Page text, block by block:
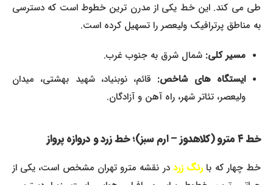
طی می کند. این خط یکی از مدرن ترین خطوط است که دسترسی
به مناطق پرترافیک ولیعصر را تسهیل کرده است.
مسیر کلی:شمال شرق به جنوب غرب.
ایستگاه های شاخص:قائم، نوبنیاد، شهید بهشتی، میدان
ولیعصر، تئاتر شهر، راه آهن و آزادگان.
خط ۴ مترو (کلاهدوز – ارم سبز)؛ خط زرد و دروازه پرواز
خط چهار که با رنگ زرد در نقشه مترو تهران مشخص است، یکی از